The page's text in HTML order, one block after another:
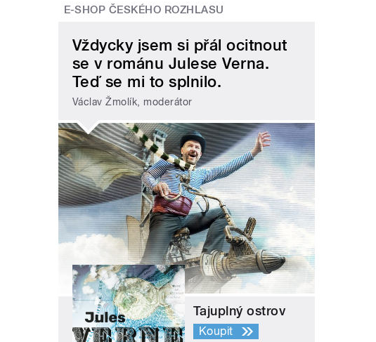
E-SHOP ČESKÉHO ROZHLASU
Vždycky jsem si přál ocitnout
se v románu Julese Verna.
Teď se mi to splnilo.
Václav Žmolík, moderátor
Tajuplný ostrov
Koupit